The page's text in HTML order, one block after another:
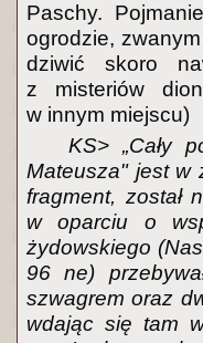
Paschy.
ogrodzie,
dziwić skoro
z misteriów
w innym miejscu)
KS> „Cały
Mateusza" jest w
fragment, został
w oparciu o
żydowskiego
96 ne)
szwagrem oraz
wdając się tam